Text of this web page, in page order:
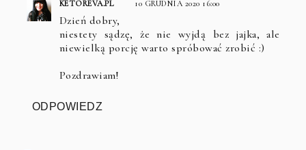
KETOREVA.PL 10 GRUDNIA 2020 16:00
Dzień dobry,
niestety sądzę, że nie wyjdą bez jajka, ale
niewielką porcję warto spróbować zrobić :)
Pozdrawiam!
ODPOWIEDZ